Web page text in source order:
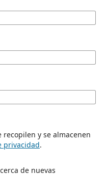
privacidad.